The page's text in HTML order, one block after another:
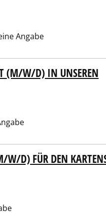
Angabe
(M/W/D) IN UNSEREN
W/D) FÜR DEN